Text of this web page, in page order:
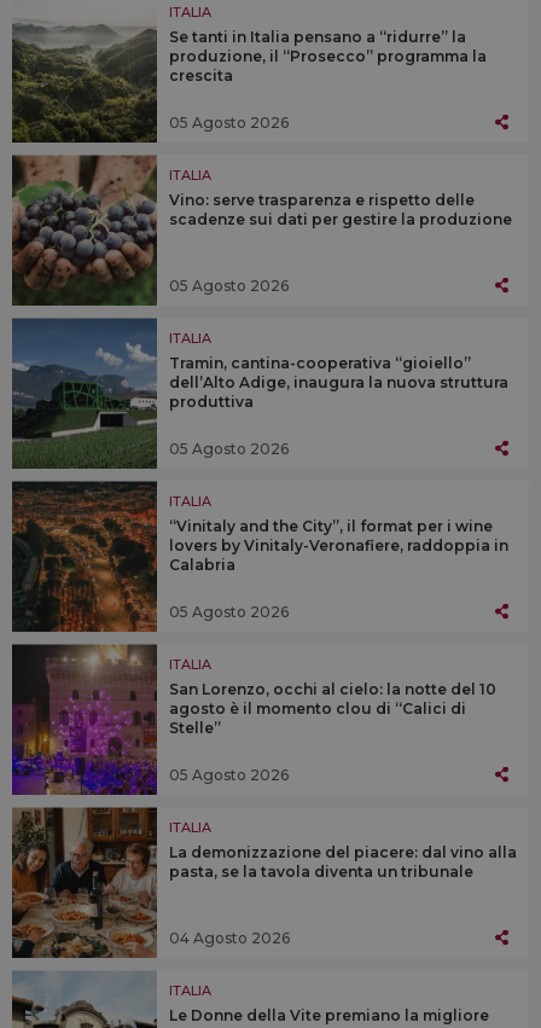
ITALIA
Se tanti in Italia pensano a “ridurre” la
produzione, il “Prosecco” programma la
crescita
05 Agosto 2026
ITALIA
Vino: serve trasparenza e rispetto delle
scadenze sui dati per gestire la produzione
05 Agosto 2026
ITALIA
Tramin, cantina-cooperativa “gioiello”
dell’Alto Adige, inaugura la nuova struttura
produttiva
05 Agosto 2026
ITALIA
“Vinitaly and the City”, il format per i wine
lovers by Vinitaly-Veronafiere, raddoppia in
Calabria
05 Agosto 2026
ITALIA
San Lorenzo, occhi al cielo: la notte del 10
agosto è il momento clou di “Calici di
Stelle”
05 Agosto 2026
ITALIA
La demonizzazione del piacere: dal vino alla
pasta, se la tavola diventa un tribunale
04 Agosto 2026
ITALIA
Le Donne della Vite premiano la migliore